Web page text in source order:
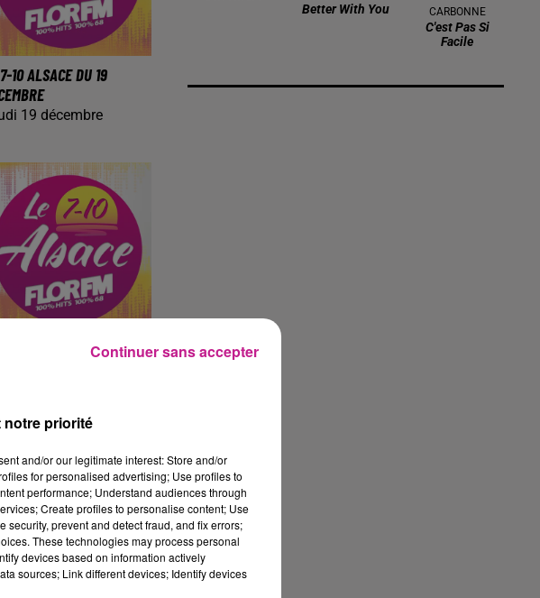
10 ALSACE DU 19
19 décembre
7-10 ALSACE DU 13
Better With You
CARBONNE
C'est Pas Si
Facile
notre priorité
and/or our legitimate interest: Store and/or
for personalised advertising; Use profiles to
performance; Understand audiences through
Create profiles to personalise content; Use
prevent and detect fraud, and fix errors;
These technologies may process personal
devices based on information actively
sources; Link different devices; Identify devices
Continuer sans accepter